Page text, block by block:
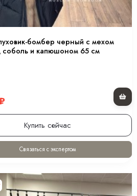
бомбер черный с мехом
соболь и капюшоном 65 см
Купить сейчас
Связаться с экспертом